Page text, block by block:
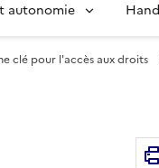
autonomie
clé pour l'accès aux droits